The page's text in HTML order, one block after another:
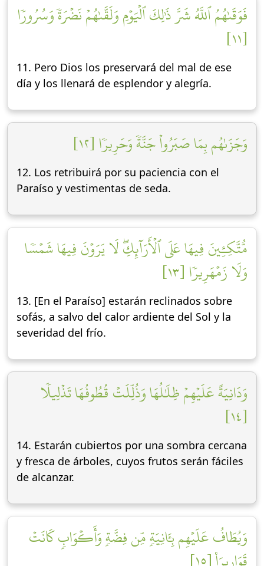
فَوَقَىٰهُمُ ٱللَّهُ شَرَّ ذَٰلِكَ ٱلۡيَوۡمِ وَلَقَّىٰهُمۡ نَضۡرَةٗ وَسُرُورٗا
[١١]
11. Pero Dios los preservará del mal de ese
día y los llenará de esplendor y alegría.
وَجَزَىٰهُم بِمَا صَبَرُواْ جَنَّةٗ وَحَرِيرٗا [١٢]
12. Los retribuirá por su paciencia con el
Paraíso y vestimentas de seda.
مُّتَّكِـِٔينَ فِيهَا عَلَى ٱلۡأَرَآئِكِۖ لَا يَرَوۡنَ فِيهَا شَمۡسٗا
وَلَا زَمۡهَرِيرٗا [١٣]
13. [En el Paraíso] estarán reclinados sobre
sofás, a salvo del calor ardiente del Sol y la
severidad del frío.
وَدَانِيَةً عَلَيۡهِمۡ ظِلَٰلُهَا وَذُلِّلَتۡ قُطُوفُهَا تَذۡلِيلٗا
[١٤]
14. Estarán cubiertos por una sombra cercana
y fresca de árboles, cuyos frutos serán fáciles
de alcanzar.
وَيُطَافُ عَلَيۡهِم بِـَٔانِيَةٖ مِّن فِضَّةٖ وَأَكۡوَابٖ كَانَتۡ